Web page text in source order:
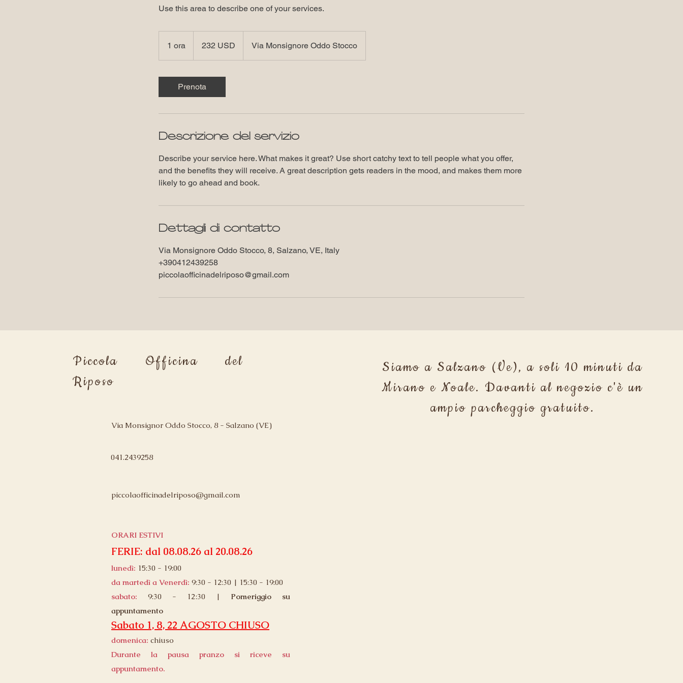
Use this area to describe one of your services.
1 ora
o
statunitensi
232 USD Via Monsignore Oddo Stocco
Prenota
Descrizione del servizio
Describe your service here. What makes it great? Use short catchy text to tell people what you offer,
and the benefits they will receive. A great description gets readers in the mood, and makes them more
likely to go ahead and book.
Dettagli di contatto
Via Monsignore Oddo Stocco, 8, Salzano, VE, Italy
+390412439258
piccolaofficinadelriposo@gmail.com
Piccola Officina del
Riposo
Via Monsignor Oddo Stocco, 8 - Salzano (VE)
041.2439258
piccolaofficinadelriposo@gmail.com
ORARI ESTIVI
FERIE: dal 08.08.26 al 20.08.26
lunedì: 15:30 - 19:00
da martedì a Venerdì: 9:30 - 12:30 | 15:30 - 19:00
sabato: 9:30 - 12:30 | Pomeriggio su
appuntamento
Sabato 1, 8, 22 AGOSTO CHIUSO
domenica: chiuso
Durante la pausa pranzo si riceve su
appuntamento.
Siamo a Salzano (Ve), a soli 10 minuti da
Mirano e Noale. Davanti al negozio c'è un
ampio parcheggio gratuito.